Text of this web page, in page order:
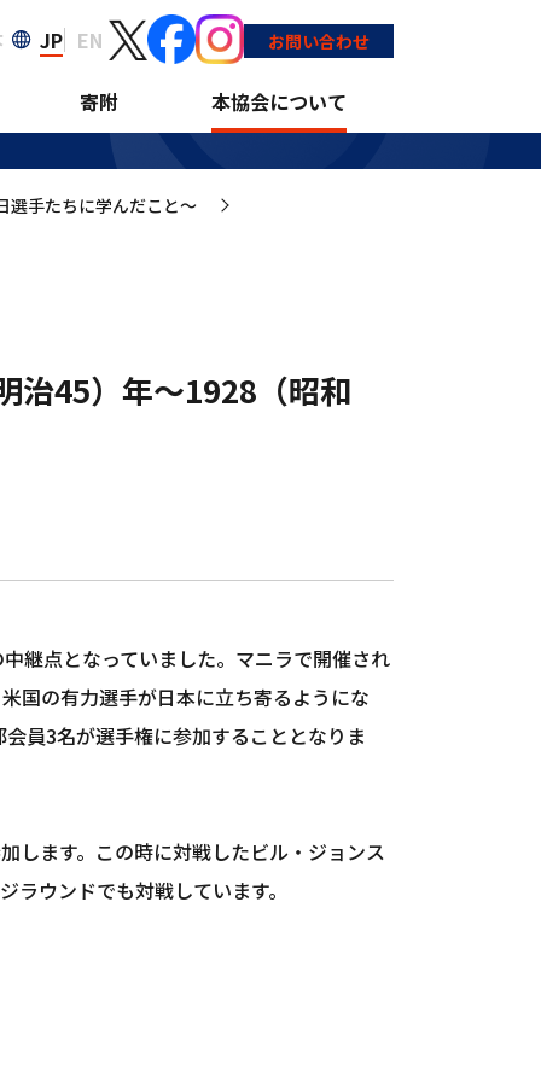
JP EN お問い合わせ
寄附 本協会について
）年～1928（昭
選手たちに学んだこと～
45）年～1928（昭和
継点となっていました。マニラで開催され
国の有力選手が日本に立ち寄るようにな
員3名が選手権に参加することとなりま
します。この時に対戦したビル・ジョンス
ウンドでも対戦しています。